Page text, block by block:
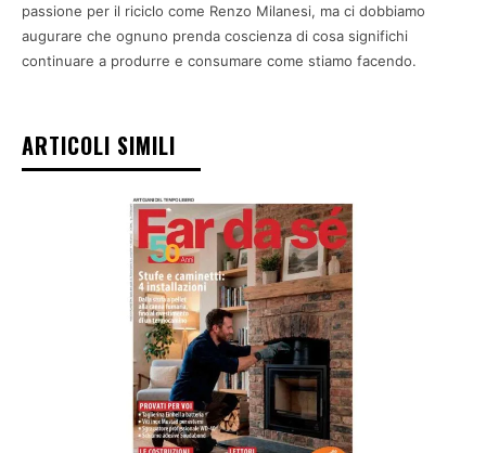
passione per il riciclo come Renzo Milanesi, ma ci dobbiamo
augurare che ognuno prenda coscienza di cosa significhi
continuare a produrre e consumare come stiamo facendo.
ARTICOLI SIMILI